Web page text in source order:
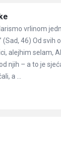
vrlinom
(Sad, 46) Od svih
alejhim selam,
njih – a to je
a ...